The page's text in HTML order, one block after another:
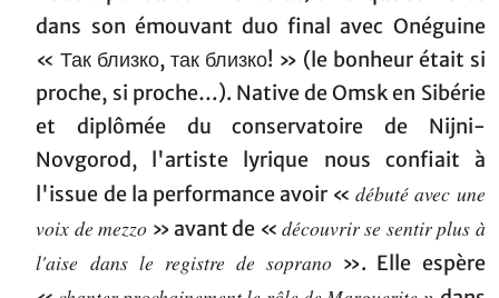
dans son émouvant duo final avec Onéguine
« Так близко, так близко! » (le bonheur était si
proche, si proche…). Native de Omsk en Sibérie
et diplômée du conservatoire de Nijni-
Novgorod, l'artiste lyrique nous confiait à
l'issue de la performance avoir «débuté avec une
voix de mezzo » avant de «découvrir se sentir plus à
l'aise dans le registre de soprano ». Elle espère